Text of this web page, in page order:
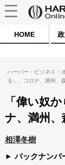
HOME
ハーバー・ビジネス・
る」。コロナ、満州、
「偉い奴
ナ、満州
相澤冬樹
バックナンバ